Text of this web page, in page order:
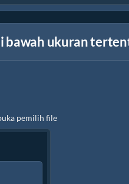
bawah ukuran
pemilih file